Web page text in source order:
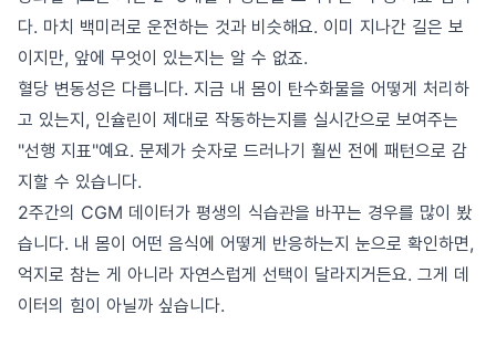
다. 마치 백미러로 운전하는 것과 비슷해요. 이미 지나간 길은 보
이지만, 앞에 무엇이 있는지는 알 수 없죠.
혈당 변동성은 다릅니다. 지금 내 몸이 탄수화물을 어떻게 처리하
고 있는지, 인슐린이 제대로 작동하는지를 실시간으로 보여주는
"선행 지표"예요. 문제가 숫자로 드러나기 훨씬 전에 패턴으로 감
지할 수 있습니다.
2주간의 CGM 데이터가 평생의 식습관을 바꾸는 경우를 많이 봤
습니다. 내 몸이 어떤 음식에 어떻게 반응하는지 눈으로 확인하면,
억지로 참는 게 아니라 자연스럽게 선택이 달라지거든요. 그게 데
이터의 힘이 아닐까 싶습니다.